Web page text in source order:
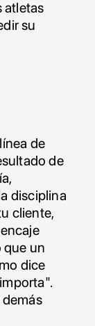
atletas
su
de
de
disciplina
cliente,
que un
dice